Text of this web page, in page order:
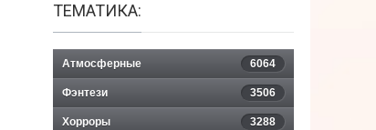
ТЕМАТИКА:
Атмосферные 6064
Фэнтези 3506
Хорроры 3288